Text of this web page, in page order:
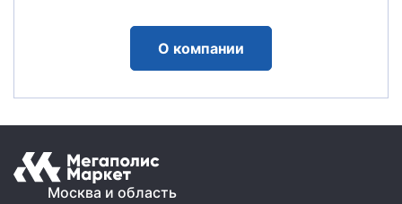
О компании
Москва и область